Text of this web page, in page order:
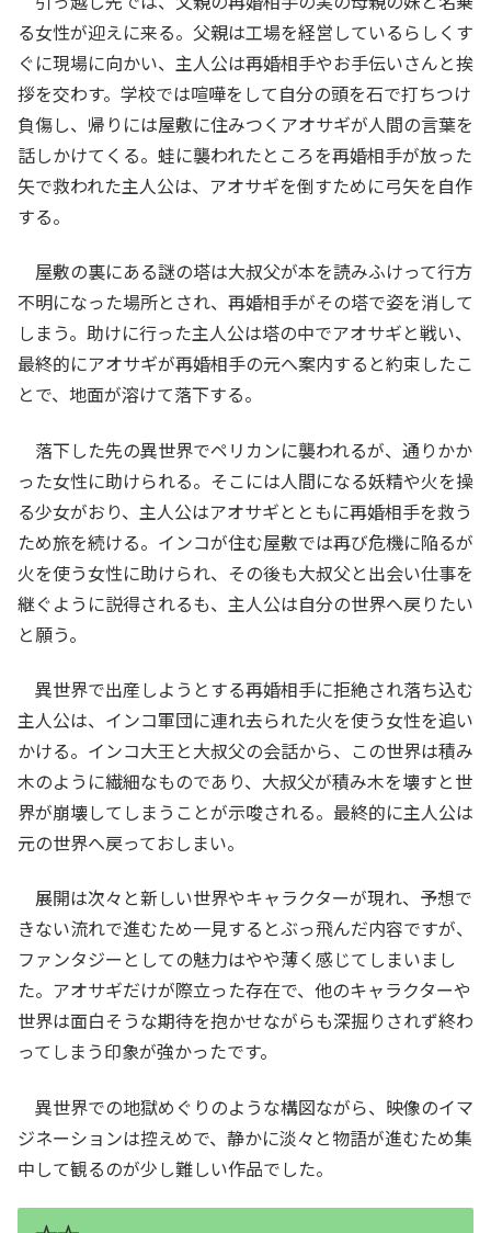
る女性が迎えに来る。父親は工場を経営しているらしくす
ぐに現場に向かい、主人公は再婚相手やお手伝いさんと挨
拶を交わす。学校では喧嘩をして自分の頭を石で打ちつけ
負傷し、帰りには屋敷に住みつくアオサギが人間の言葉を
話しかけてくる。蛙に襲われたところを再婚相手が放った
矢で救われた主人公は、アオサギを倒すために弓矢を自作
する。
屋敷の裏にある謎の塔は大叔父が本を読みふけって行方
不明になった場所とされ、再婚相手がその塔で姿を消して
しまう。助けに行った主人公は塔の中でアオサギと戦い、
最終的にアオサギが再婚相手の元へ案内すると約束したこ
とで、地面が溶けて落下する。
落下した先の異世界でペリカンに襲われるが、通りかか
った女性に助けられる。そこには人間になる妖精や火を操
る少女がおり、主人公はアオサギとともに再婚相手を救う
ため旅を続ける。インコが住む屋敷では再び危機に陥るが
火を使う女性に助けられ、その後も大叔父と出会い仕事を
継ぐように説得されるも、主人公は自分の世界へ戻りたい
と願う。
異世界で出産しようとする再婚相手に拒絶され落ち込む
主人公は、インコ軍団に連れ去られた火を使う女性を追い
かける。インコ大王と大叔父の会話から、この世界は積み
木のように繊細なものであり、大叔父が積み木を壊すと世
界が崩壊してしまうことが示唆される。最終的に主人公は
元の世界へ戻っておしまい。
展開は次々と新しい世界やキャラクターが現れ、予想で
きない流れで進むため一見するとぶっ飛んだ内容ですが、
ファンタジーとしての魅力はやや薄く感じてしまいまし
た。アオサギだけが際立った存在で、他のキャラクターや
世界は面白そうな期待を抱かせながらも深掘りされず終わ
ってしまう印象が強かったです。
異世界での地獄めぐりのような構図ながら、映像のイマ
ジネーションは控えめで、静かに淡々と物語が進むため集
中して観るのが少し難しい作品でした。